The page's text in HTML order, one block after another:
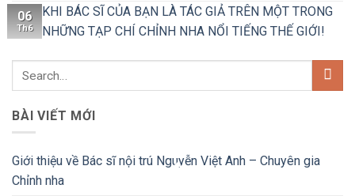
06
Th6
KHI BÁC SĨ CỦA BẠN LÀ TÁC GIẢ TRÊN MỘT TRONG
NHỮNG TẠP CHÍ CHỈNH NHA NỔI TIẾNG THẾ GIỚI!
BÀI VIẾT MỚI
Giới thiệu về Bác sĩ nội trú Nguyễn Việt Anh – Chuyên gia
Chỉnh nha